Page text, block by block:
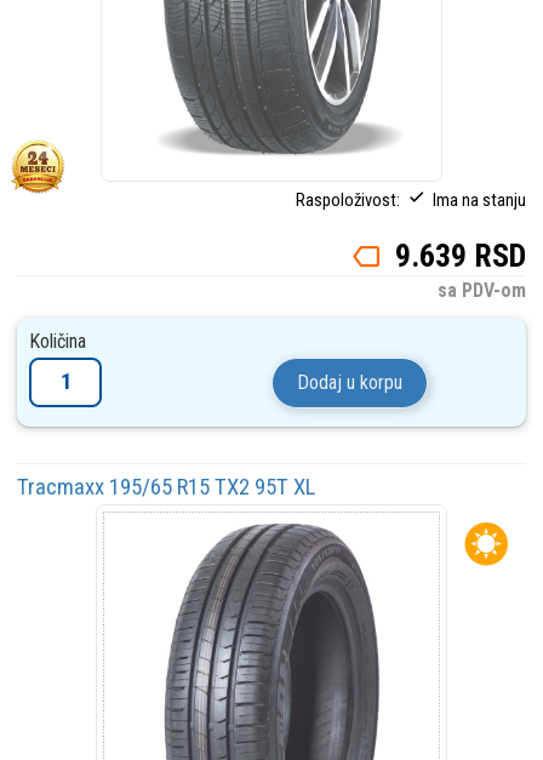
Raspoloživost: Ima na stanju
9.639 RSD
sa PDV-om
Količina
Dodaj u korpu
Tracmaxx 195/65 R15 TX2 95T XL